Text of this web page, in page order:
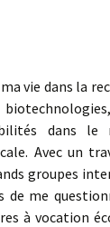
vie dans la
dans
Avec un
groupes
de me
à vocation